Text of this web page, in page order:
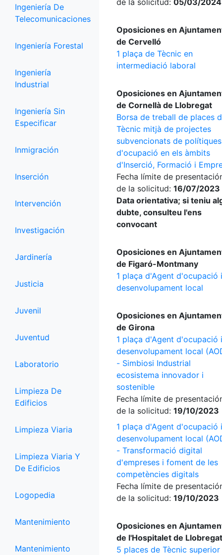
Ingeniería De
Telecomunicaciones
Ingeniería Forestal
Ingeniería
Industrial
Ingeniería Sin
Especificar
Inmigración
Inserción
Intervención
Investigación
Jardinería
Justicia
Juvenil
Juventud
Laboratorio
Limpieza De
Edificios
Limpieza Viaria
Limpieza Viaria Y
De Edificios
Logopedia
Mantenimiento
Mantenimiento
de la solicitud: 05/03/2024
Oposiciones en
de Cervelló
1 plaça de Tècnic en
intermediació laboral
Oposiciones en
de Cornellà de Llobregat
Borsa de treball de places
Tècnic mitjà de projectes
subvencionats de polítiques
d'ocupació en els àmbits
d'Inserció, Formació i
Fecha límite de
de la solicitud: 16/07/2023
Data orientativa; si teniu
dubte, consulteu l'ens
convocant
Oposiciones en
de Figaró-Montmany
1 plaça d'Agent d'ocupació i
desenvolupament local
Oposiciones en
de Girona
1 plaça d'Agent d'ocupació i
desenvolupament local
- Simbiosi Industrial
ecosistema innovador i
sostenible
Fecha límite de
de la solicitud: 19/10/2023
1 plaça d'Agent d'ocupació i
desenvolupament local
- Transformació digital
d'empreses i foment de les
competències digitals
Fecha límite de
de la solicitud: 19/10/2023
Oposiciones en
de l'Hospitalet de Llobregat
5 places de Tècnic